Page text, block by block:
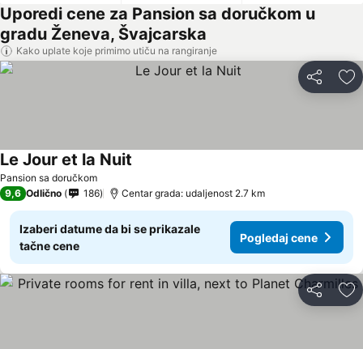
Uporedi cene za Pansion sa doručkom u
gradu Ženeva, Švajcarska
Kako uplate koje primimo utiču na rangiranje
Deli
Pansion sa doručkom
Le Jour et la Nuit
9,6 Odlično 186 Centar grada: udaljenost 2.7 km
Izaberi datume da bi se prikazale
tačne cene
Pogledaj cene
Deli